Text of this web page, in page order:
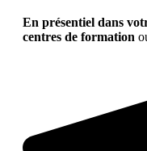
En présentiel dans
centres de formation